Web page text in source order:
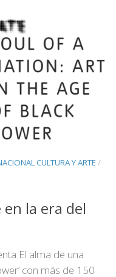
CULTURA Y ARTE /
la era del
El alma de una
con más de 150